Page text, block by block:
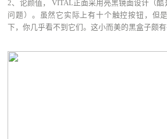
2、论颜值， VITAL正面采用亮黑镜面设计（
问题）。虽然它实际上有十个触控按钮，但
下，你几乎看不到它们。这小而美的黑盒子颇有